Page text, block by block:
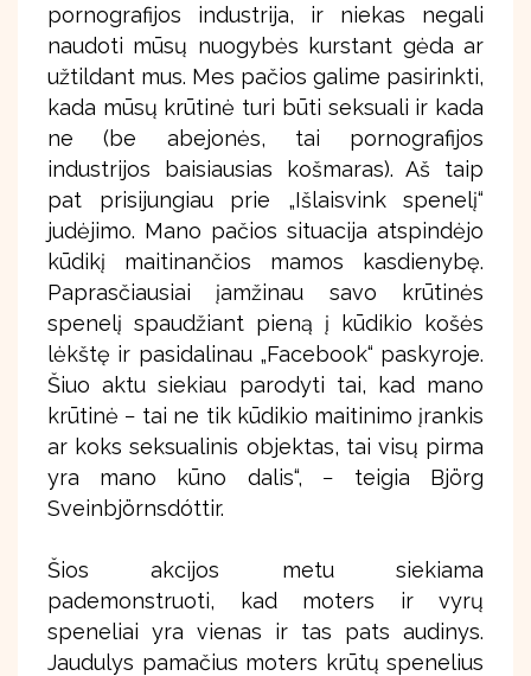
pornografijos industrija, ir niekas negali
naudoti mūsų nuogybės kurstant gėda ar
užtildant mus. Mes pačios galime pasirinkti,
kada mūsų krūtinė turi būti seksuali ir kada
ne (be abejonės, tai pornografijos
industrijos baisiausias košmaras). Aš taip
pat prisijungiau prie „Išlaisvink spenelį“
judėjimo. Mano pačios situacija atspindėjo
kūdikį maitinančios mamos kasdienybę.
Paprasčiausiai įamžinau savo krūtinės
spenelį spaudžiant pieną į kūdikio košės
lėkštę ir pasidalinau „Facebook“ paskyroje.
Šiuo aktu siekiau parodyti tai, kad mano
krūtinė − tai ne tik kūdikio maitinimo įrankis
ar koks seksualinis objektas, tai visų pirma
yra mano kūno dalis“, − teigia Björg
Sveinbjörnsdóttir.
Šios akcijos metu siekiama
pademonstruoti, kad moters ir vyrų
speneliai yra vienas ir tas pats audinys.
Jaudulys pamačius moters krūtų spenelius